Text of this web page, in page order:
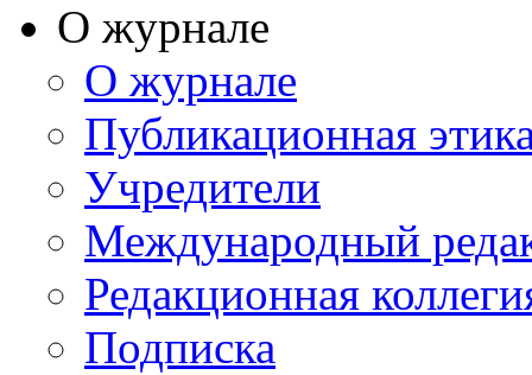
О журнале
О журнале
Публикационная
Учредители
Международный
Редакционная
Подписка